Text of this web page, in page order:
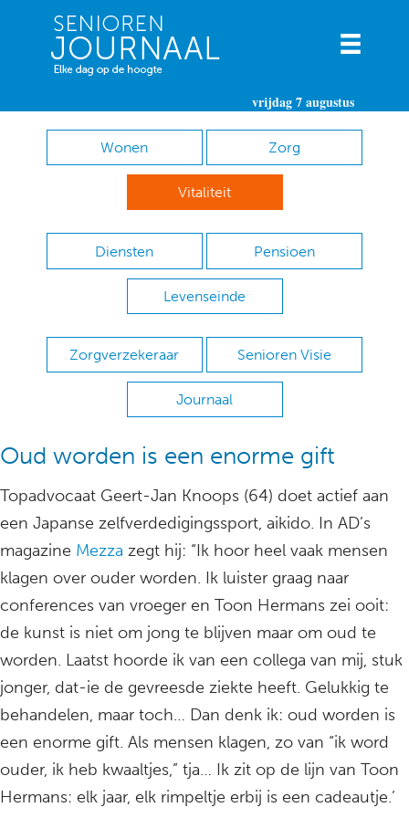
vrijdag 7 augustus
Wonen Zorg
Vitaliteit
Diensten Pensioen
Levenseinde
Zorgverzekeraar Senioren Visie
Journaal
Oud worden is een enorme gift
Topadvocaat Geert-Jan Knoops (64) doet actief aan
een Japanse zelfverdedigingssport, aikido. In AD’s
magazine Mezza zegt hij: “Ik hoor heel vaak mensen
klagen over ouder worden. Ik luister graag naar
conferences van vroeger en Toon Hermans zei ooit:
de kunst is niet om jong te blijven maar om oud te
worden. Laatst hoorde ik van een collega van mij, stuk
jonger, dat-ie de gevreesde ziekte heeft. Gelukkig te
behandelen, maar toch… Dan denk ik: oud worden is
een enorme gift. Als mensen klagen, zo van “ik word
ouder, ik heb kwaaltjes,” tja… Ik zit op de lijn van Toon
Hermans: elk jaar, elk rimpeltje erbij is een cadeautje.’